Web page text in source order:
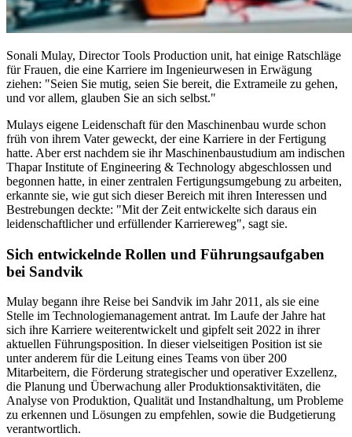
Sonali Mulay, Director Tools Production unit, hat einige Ratschläge
für Frauen, die eine Karriere im Ingenieurwesen in Erwägung
ziehen: "Seien Sie mutig, seien Sie bereit, die Extrameile zu gehen,
und vor allem, glauben Sie an sich selbst."
Mulays eigene Leidenschaft für den Maschinenbau wurde schon
früh von ihrem Vater geweckt, der eine Karriere in der Fertigung
hatte. Aber erst nachdem sie ihr Maschinenbaustudium am indischen
Thapar Institute of Engineering & Technology abgeschlossen und
begonnen hatte, in einer zentralen Fertigungsumgebung zu arbeiten,
erkannte sie, wie gut sich dieser Bereich mit ihren Interessen und
Bestrebungen deckte: "Mit der Zeit entwickelte sich daraus ein
leidenschaftlicher und erfüllender Karriereweg", sagt sie.
Sich entwickelnde Rollen und Führungsaufgaben
bei Sandvik
Mulay begann ihre Reise bei Sandvik im Jahr 2011, als sie eine
Stelle im Technologiemanagement antrat. Im Laufe der Jahre hat
sich ihre Karriere weiterentwickelt und gipfelt seit 2022 in ihrer
aktuellen Führungsposition. In dieser vielseitigen Position ist sie
unter anderem für die Leitung eines Teams von über 200
Mitarbeitern, die Förderung strategischer und operativer Exzellenz,
die Planung und Überwachung aller Produktionsaktivitäten, die
Analyse von Produktion, Qualität und Instandhaltung, um Probleme
zu erkennen und Lösungen zu empfehlen, sowie die Budgetierung
verantwortlich.